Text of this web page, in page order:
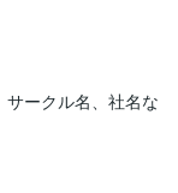
サークル名、社名な